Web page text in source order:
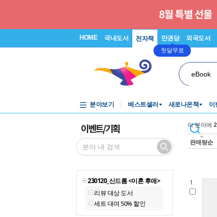
HOME 국내도서 전자책 만권당
첫달무료
외국도서
eBook
분야보기 베스트셀러 새로나온책 이
이벤트/기획
230120_신드롬 <이혼 후애>
리뷰 대상 도서
세트 대여 50% 할인
이 분야에 2
판매량순
1.